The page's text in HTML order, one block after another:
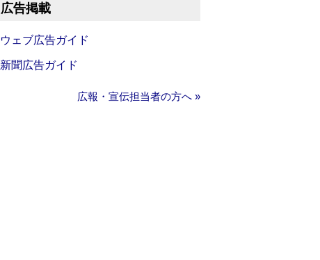
広告掲載
ウェブ広告ガイド
新聞広告ガイド
広報・宣伝担当者の方へ »